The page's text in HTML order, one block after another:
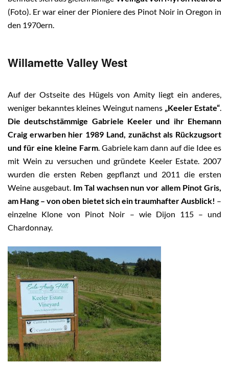
(Foto). Er war einer der Pioniere des Pinot Noir in Oregon in
den 1970ern.
Willamette Valley West
Auf der Ostseite des Hügels von Amity liegt ein anderes,
weniger bekanntes kleines Weingut namens „Keeler Estate“.
Die deutschstämmige Gabriele Keeler und ihr Ehemann
Craig erwarben hier 1989 Land, zunächst als Rückzugsort
und für eine kleine Farm. Gabriele kam dann auf die Idee es
mit Wein zu versuchen und gründete Keeler Estate. 2007
wurden die ersten Reben gepflanzt und 2011 die ersten
Weine ausgebaut. Im Tal wachsen nun vor allem Pinot Gris,
am Hang – von oben bietet sich ein traumhafter Ausblick! –
einzelne Klone von Pinot Noir – wie Dijon 115 – und
Chardonnay.